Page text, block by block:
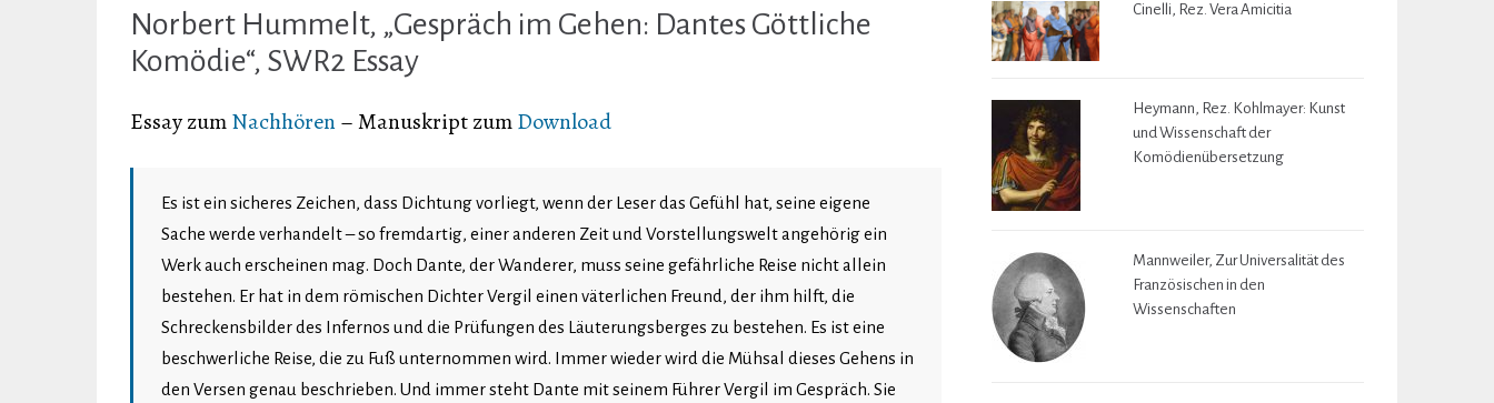
Norbert Hummelt, „Gespräch im Gehen: Dantes Göttliche
Komödie“, SWR2 Essay
Essay zumNachhören– Manuskript zumDownload
Es ist ein sicheres Zeichen, dass Dichtung vorliegt, wenn der Leser das Gefühl hat, seine eigene
Sache werde verhandelt – so fremdartig, einer anderen Zeit und Vorstellungswelt angehörig ein
Werk auch erscheinen mag. Doch Dante, der Wanderer, muss seine gefährliche Reise nicht allein
bestehen. Er hat in dem römischen Dichter Vergil einen väterlichen Freund, der ihm hilft, die
Schreckensbilder des Infernos und die Prüfungen des Läuterungsberges zu bestehen. Es ist eine
beschwerliche Reise, die zu Fuß unternommen wird. Immer wieder wird die Mühsal dieses Gehens in
den Versen genau beschrieben. Und immer steht Dante mit seinem Führer Vergil im Gespräch. Sie
Cinelli, Rez. Vera Amicitia
Heymann, Rez. Kohlmayer: Kunst
und Wissenschaft der
Komödienübersetzung
Mannweiler, Zur Universalität des
Französischen in den
Wissenschaften